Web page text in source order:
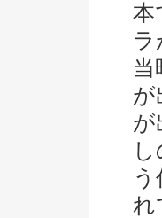
本
ラ
当
が
が
れ